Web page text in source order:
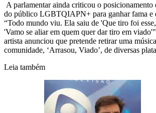
A parlamentar ainda criticou o posicionamento
do público LGBTQIAPN+ para ganhar fama e
“Todo mundo viu. Ela saiu de 'Que tiro foi
'Vamo se aliar em quem quer dar tiro em
artista anunciou que pretende retirar uma
comunidade, ‘Arrasou, Viado’, de diversas
Leia também